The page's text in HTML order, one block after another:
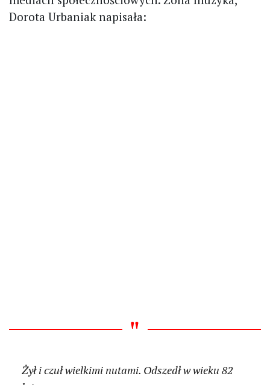
Dorota Urbaniak napisała:
Żył i czuł wielkimi nutami. Odszedł w wieku 82